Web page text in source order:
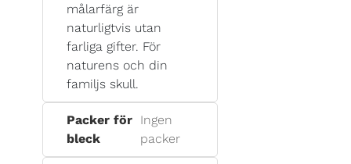
målarfärg är
naturligtvis utan
farliga gifter. För
naturens och din
familjs skull.
Packer för
bleck
Ingen
packer